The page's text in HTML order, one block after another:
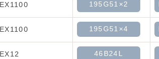
EX1100 195G51×2
EX1100 195G51×4
EX12 46B24L